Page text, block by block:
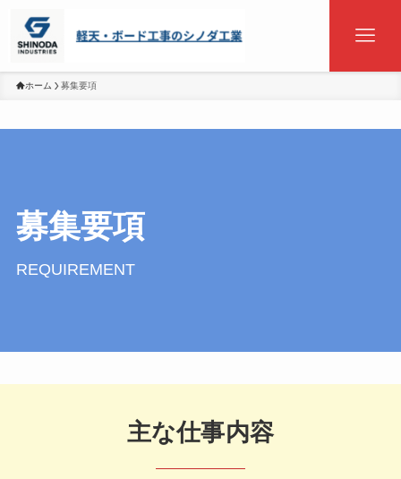
ホーム 募集要項
募集要項
REQUIREMENT
主な仕事内容